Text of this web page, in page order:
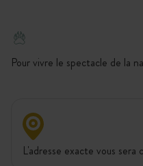
Pour vivre le spectacle de la
L'adresse exacte vous